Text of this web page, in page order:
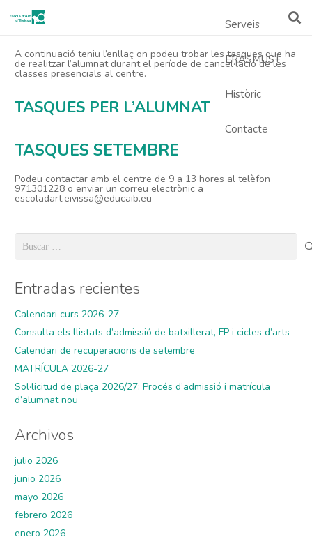
Serveis
ERASMUS+
Històric
Contacte
A continuació teniu l’enllaç on podeu trobar les tasques que ha
de realitzar l’alumnat durant el període de cancel·lació de les
classes presencials al centre.
TASQUES PER L’ALUMNAT
TASQUES SETEMBRE
Podeu contactar amb el centre de 9 a 13 hores al telèfon
971301228 o enviar un correu electrònic a
escoladart.eivissa@educaib.eu
Buscar:
Entradas recientes
Calendari curs 2026-27
Consulta els llistats d’admissió de batxillerat, FP i cicles d’arts
Calendari de recuperacions de setembre
MATRÍCULA 2026-27
Sol·licitud de plaça 2026/27: Procés d’admissió i matrícula
d’alumnat nou
Archivos
julio 2026
junio 2026
mayo 2026
febrero 2026
enero 2026